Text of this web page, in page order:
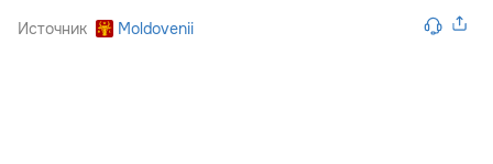
Источник Moldovenii